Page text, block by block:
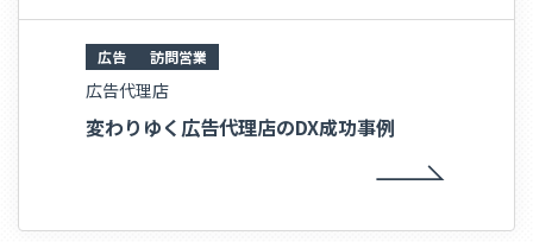
広告 訪問営業
広告代理店
変わりゆく広告代理店のDX成功事例